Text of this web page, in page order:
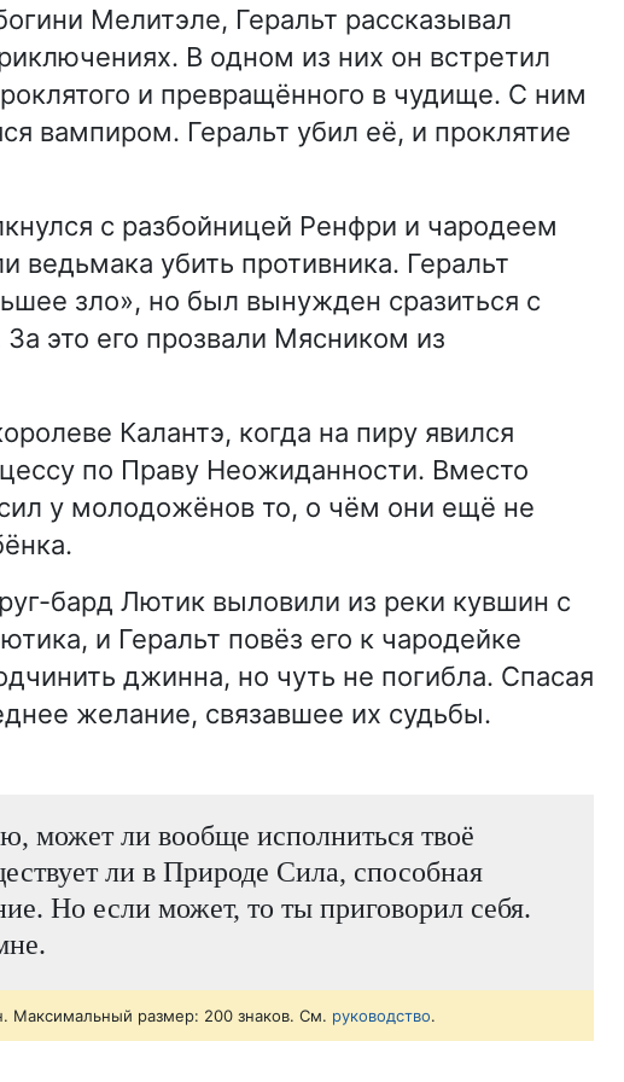
Мелитэле, Геральт рассказывал
В одном из них он встретил
и превращённого в чудище. С ним
вампиром. Геральт убил её, и проклятие
с разбойницей Ренфри и чародеем
ведьмака убить противника. Геральт
зло», но был вынужден сразиться с
это его прозвали Мясником из
Калантэ, когда на пиру явился
по Праву Неожиданности. Вместо
у молодожёнов то, о чём они ещё не
бард Лютик выловили из реки кувшин с
и Геральт повёз его к чародейке
джинна, но чуть не погибла. Спасая
желание, связавшее их судьбы.
может ли вообще исполниться твоё
ли в Природе Сила, способная
Но если может, то ты приговорил себя.
Максимальный размер: 200 знаков. См. руководство.